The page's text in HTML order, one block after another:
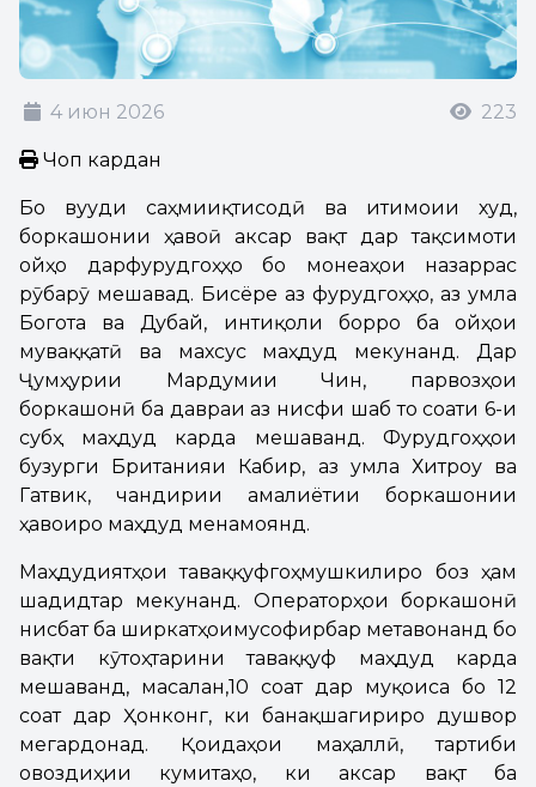
4 июн 2026 223
Чоп кардан
Бо вуҷуди саҳмииқтисодӣ ва иҷтимоии худ,
боркашонии ҳавоӣ аксар вақт дар тақсимоти
ҷойҳо дарфурудгоҳҳо бо монеаҳои назаррас
рӯбарӯ мешавад. Бисёре аз фурудгоҳҳо, аз ҷумла
Богота ва Дубай, интиқоли борро ба ҷойҳои
муваққатӣ ва махсус маҳдуд мекунанд. Дар
Ҷумҳурии Мардумии Чин, парвозҳои
боркашонӣ ба давраи аз нисфи шаб то соати 6-и
субҳ маҳдуд карда мешаванд. Фурудгоҳҳои
бузурги Британияи Кабир, аз ҷумла Хитроу ва
Гатвик, чандирии амалиётии боркашонии
ҳавоиро маҳдуд менамоянд.
Маҳдудиятҳои таваққуфгоҳмушкилиро боз ҳам
шадидтар мекунанд. Операторҳои боркашонӣ
нисбат ба ширкатҳоимусофирбар метавонанд бо
вақти кӯтоҳтарини таваққуф маҳдуд карда
мешаванд, масалан,10 соат дар муқоиса бо 12
соат дар Ҳонконг, ки банақшагириро душвор
мегардонад. Қоидаҳои маҳаллӣ, тартиби
овоздиҳии кумитаҳо, ки аксар вақт ба